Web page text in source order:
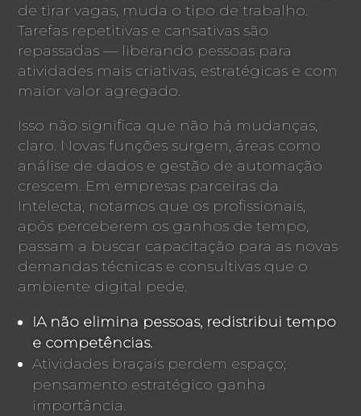
de tirar vagas, muda o tipo de trabalho.
Tarefas repetitivas e cansativas são
repassadas — liberando pessoas para
atividades mais criativas, estratégicas e com
maior valor agregado.
Isso não significa que não há mudanças,
claro. Novas funções surgem, áreas como
análise de dados e gestão de automação
crescem. Em empresas parceiras da
Intelecta, notamos que os profissionais,
após perceberem os ganhos de tempo,
passam a buscar capacitação para as novas
demandas técnicas e consultivas que o
ambiente digital pede.
IA não elimina pessoas, redistribui tempo
e competências.
Atividades braçais perdem espaço;
pensamento estratégico ganha
importância.